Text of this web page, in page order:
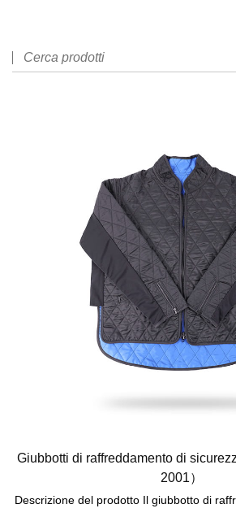
Giubbotti di raffreddamento di
2001）
Descrizione del prodotto Il giubbotto di